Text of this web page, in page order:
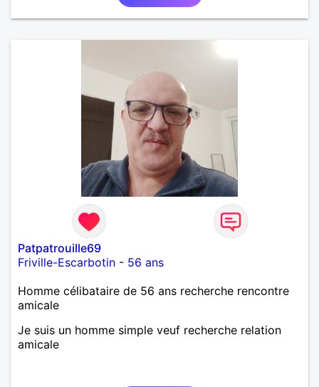
Patpatrouille69
Friville-Escarbotin - 56 ans
Homme célibataire de 56 ans recherche rencontre
amicale
Je suis un homme simple veuf recherche relation
amicale